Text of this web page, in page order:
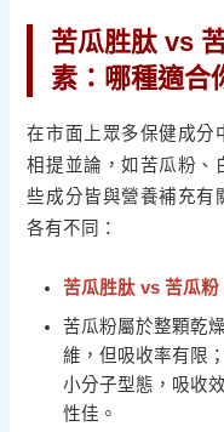
苦瓜胜肽 vs
素：哪種適合
在市面上眾多保健成分
相提並論，如苦瓜粉、
些成分皆與營養補充有
各有不同：
苦瓜胜肽 vs 苦瓜粉
苦瓜粉屬於整顆乾
維，但吸收率有限
小分子型態，吸收
性佳。